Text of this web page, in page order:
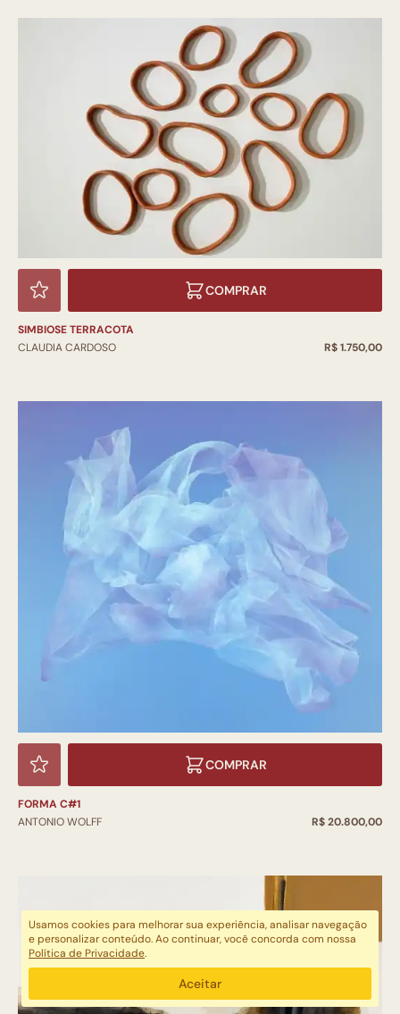
COMPRAR
SIMBIOSE TERRACOTA
CLAUDIA CARDOSO
R$ 1.750,00
COMPRAR
FORMA C#1
ANTONIO WOLFF
R$ 20.800,00
Usamos cookies para melhorar sua experiência, analisar navegação
e personalizar conteúdo. Ao continuar, você concorda com nossa
Política de Privacidade.
Aceitar